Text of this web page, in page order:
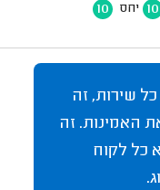
10 יחס 10
שירות, זה
האמינות. זה
כל לקוח